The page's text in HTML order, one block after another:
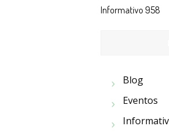
Informativo 958
Blog
Eventos